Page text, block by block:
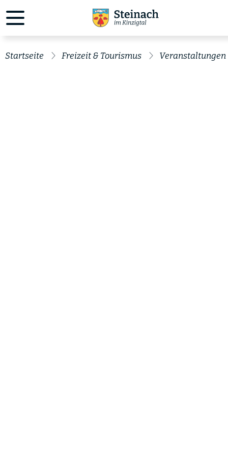
Startseite Freizeit & Tourismus Veranstaltungen